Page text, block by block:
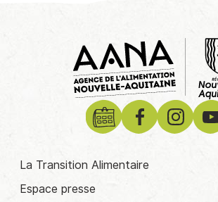
La Transition Alimentaire
Espace presse